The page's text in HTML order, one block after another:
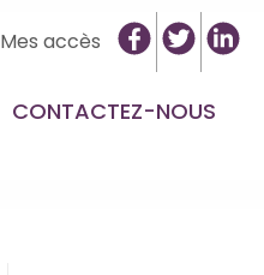
Mes accès
CONTACTEZ-NOUS